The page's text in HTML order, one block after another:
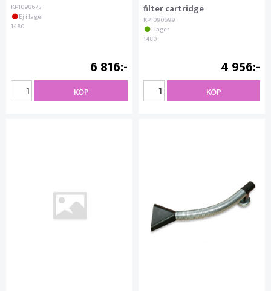
KP1090675
Ej i lager
1480
6 816
KÖP
filter cartridge
KP1090699
I lager
1480
4 956
KÖP